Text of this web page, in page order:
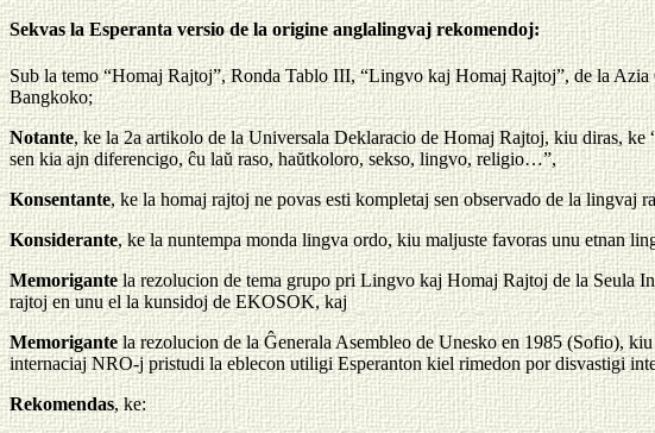
Sekvas la Esperanta versio de la origine anglalingvaj rekomendoj:
Sub la temo “Homaj Rajtoj”, Ronda Tablo III, “Lingvo kaj Homaj Rajtoj”, de la
Bangkoko;
Notante, ke la 2a artikolo de la Universala Deklaracio de Homaj Rajtoj, kiu diras,
sen kia ajn diferencigo, ĉu laŭ raso, haŭtkoloro, sekso, lingvo, religio…”,
Konsentante, ke la homaj rajtoj ne povas esti kompletaj sen observado de la lingvaj
Konsiderante, ke la nuntempa monda lingva ordo, kiu maljuste favoras unu etnan
Memorigantela rezolucion de tema grupo pri Lingvo kaj Homaj Rajtoj de la Seula
rajtoj en unu el la kunsidoj de EKOSOK, kaj
Memorigantela rezolucion de la Ĝenerala Asembleo de Unesko en 1985 (Sofio),
internaciaj NRO-j pristudi la eblecon utiligi Esperanton kiel rimedon por disvastigi
Rekomendas, ke: